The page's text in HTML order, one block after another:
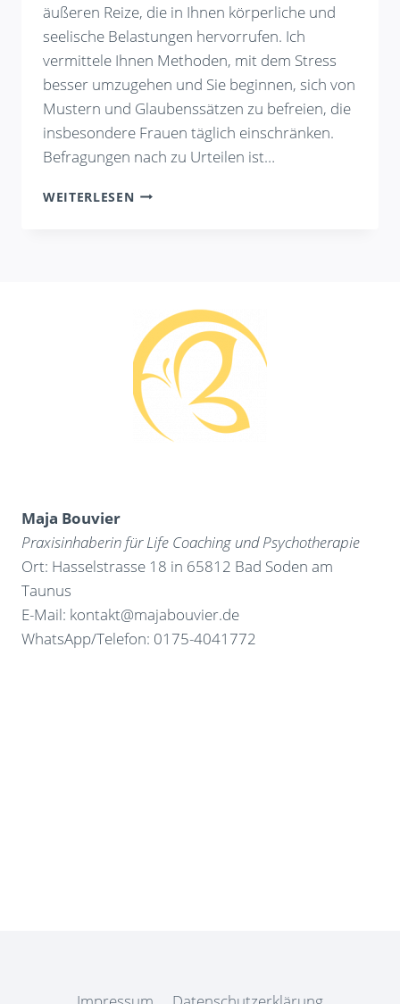
äußeren Reize, die in Ihnen körperliche und
seelische Belastungen hervorrufen. Ich
vermittele Ihnen Methoden, mit dem Stress
besser umzugehen und Sie beginnen, sich von
Mustern und Glaubenssätzen zu befreien, die
insbesondere Frauen täglich einschränken.
Befragungen nach zu Urteilen ist…
WEITERLESENSTRESSMANAGEMENT
Maja Bouvier
Praxisinhaberin für Life Coaching und Psychotherapie
Ort: Hasselstrasse 18 in 65812 Bad Soden am
Taunus
E-Mail: kontakt@majabouvier.de
WhatsApp/Telefon: 0175-4041772